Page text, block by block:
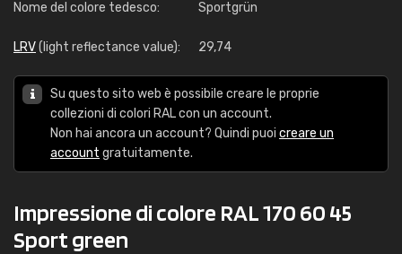
Nome del colore tedesco:
Sportgrün
LRV(light reflectance value): 29,74
Su questo sito web è possibile creare le proprie
collezioni di colori RAL con un account.
Non hai ancora un account? Quindi puoi creare un
account gratuitamente.
Impressione di colore RAL 170 60 45
Sport green